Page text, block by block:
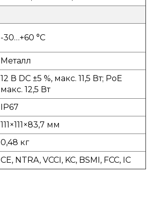
-30…+60 °C
Металл
12 В DC ±5 %, макс. 11,5 Вт; PoE
макс. 12,5 Вт
IP67
111×111×83,7 мм
0,48 кг
CE, NTRA, VCCI, KC, BSMI, FCC, IC